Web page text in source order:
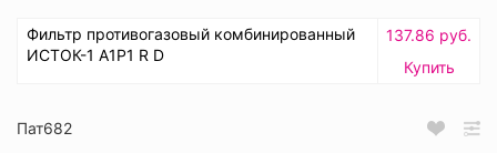
Фильтр противогазовый комбинированный
ИСТОК-1 А1Р1 R D
137.86 руб.
Купить
Пат682